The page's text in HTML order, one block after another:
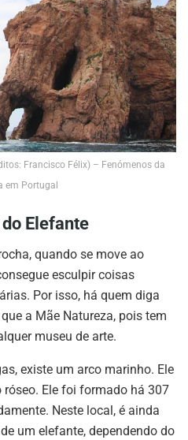
Francisco Félix) – Fenómenos da
em Portugal
Elefante
quando se move ao
esculpir coisas
Por isso, há quem diga
a Mãe Natureza, pois tem
museu de arte.
existe um arco marinho. Ele
Ele foi formado há 307
Neste local, é ainda
um elefante, dependendo do